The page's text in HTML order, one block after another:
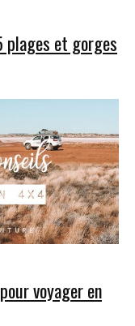
plages et gorges
voyager en